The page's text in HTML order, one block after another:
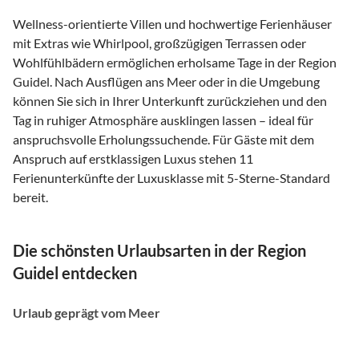
Wellness-orientierte Villen und hochwertige Ferienhäuser
mit Extras wie Whirlpool, großzügigen Terrassen oder
Wohlfühlbädern ermöglichen erholsame Tage in der Region
Guidel. Nach Ausflügen ans Meer oder in die Umgebung
können Sie sich in Ihrer Unterkunft zurückziehen und den
Tag in ruhiger Atmosphäre ausklingen lassen – ideal für
anspruchsvolle Erholungssuchende. Für Gäste mit dem
Anspruch auf erstklassigen Luxus stehen 11
Ferienunterkünfte der Luxusklasse mit 5-Sterne-Standard
bereit.
Die schönsten Urlaubsarten in der Region
Guidel entdecken
Urlaub geprägt vom Meer